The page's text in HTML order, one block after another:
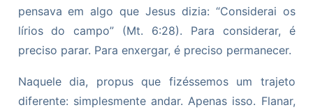
pensava em algo que Jesus dizia: “Considerai os
lírios do campo” (Mt. 6:28). Para considerar, é
preciso parar. Para enxergar, é preciso permanecer.
Naquele dia, propus que fizéssemos um trajeto
diferente: simplesmente andar. Apenas isso. Flanar,